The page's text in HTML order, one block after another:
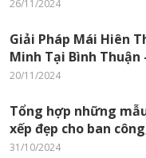
26/11/2024
Giải Pháp Mái Hiên
Minh Tại Bình Thuận
Tầm Không Gian Sống
20/11/2024
Tổng hợp những
xếp đẹp cho ban
thượng
31/10/2024